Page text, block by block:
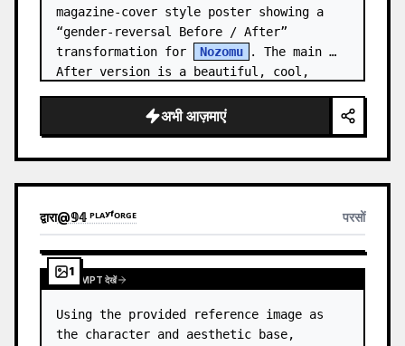
magazine-cover style poster showing a
“gender-reversal Before / After”
transformation for
Nozomu
. The main
After version is a beautiful, cool,
अभी आज़माएं
द्वारा@𝟡𝟜 ᴾᴸᴬʸᶠᴼᴿᴳᴱ परसों
1
पूरा PROMPT देखें
Using the provided reference image as
the character and aesthetic base,